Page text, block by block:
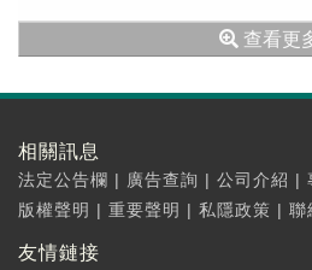
查看更
相關訊息
法定公告欄 | 廣告查詢 | 公司介紹 |
版權聲明 | 重要聲明 | 私隱政策 | 聯
友情鏈接